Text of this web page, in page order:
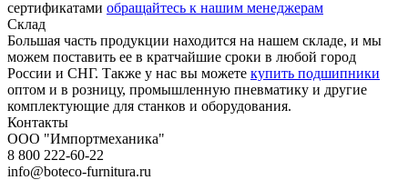
сертификатами обращайтесь к нашим менеджерам
Склад
Большая часть продукции находится на нашем складе, и мы
можем поставить ее в кратчайшие сроки в любой город
России и СНГ. Также у нас вы можете купить подшипники
оптом и в розницу, промышленную пневматику и другие
комплектующие для станков и оборудования.
Контакты
ООО "Импортмеханика"
8 800 222-60-22
info@boteco-furnitura.ru